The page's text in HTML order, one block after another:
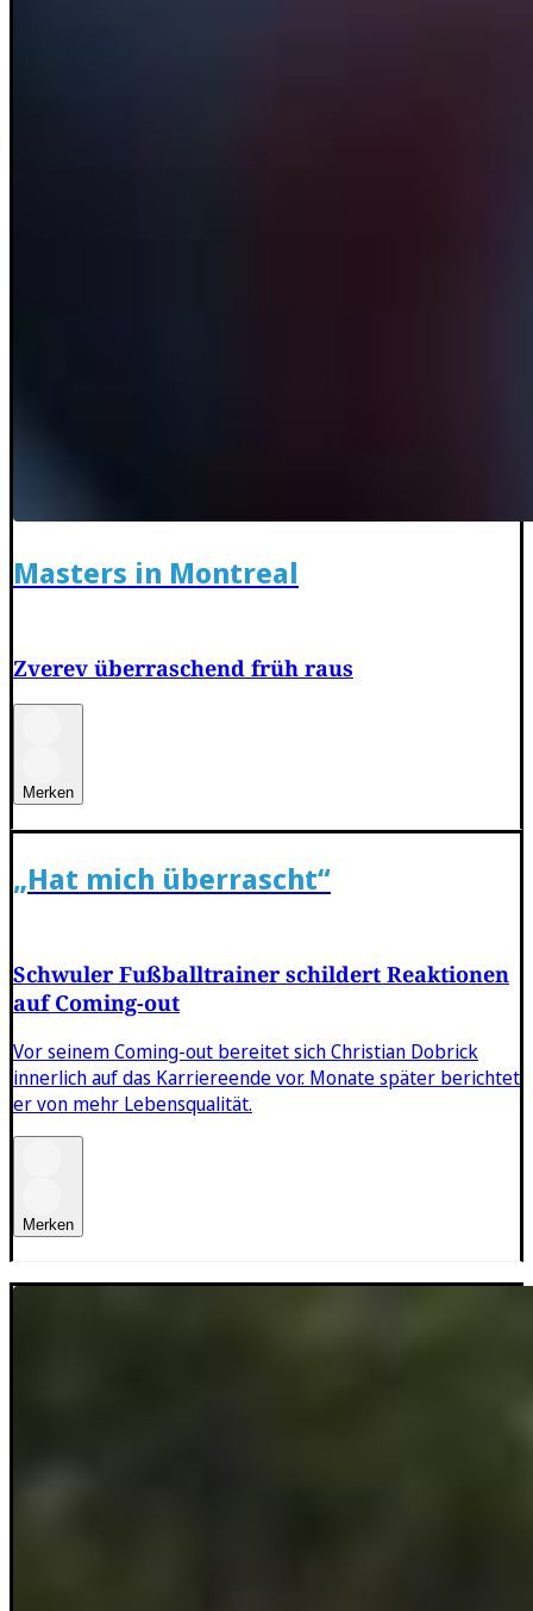
Masters in Montreal
Zverev überraschend früh raus
Merken
„Hat mich überrascht“
Schwuler Fußballtrainer schildert Reaktionen
auf Coming-out
Vor seinem Coming-out bereitet sich Christian Dobrick
innerlich auf das Karriereende vor. Monate später berichtet
er von mehr Lebensqualität.
Merken